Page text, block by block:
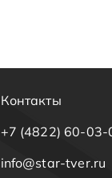
Контакты
+7 (4822) 60-03-
info@star-tver.ru